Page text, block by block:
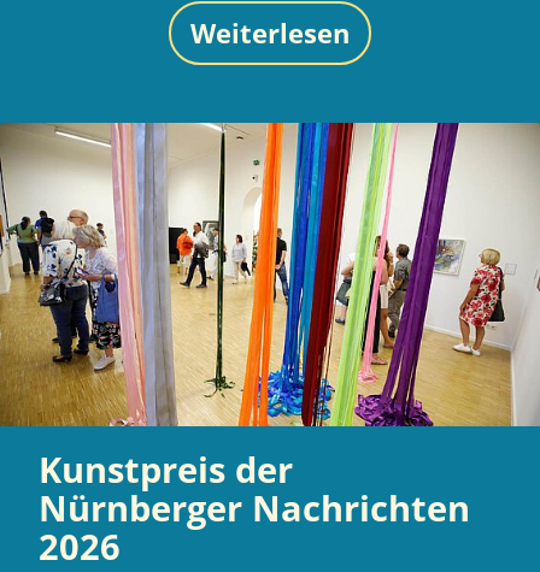
Weiterlesen
Kunstpreis der
Nürnberger Nachrichten
2026